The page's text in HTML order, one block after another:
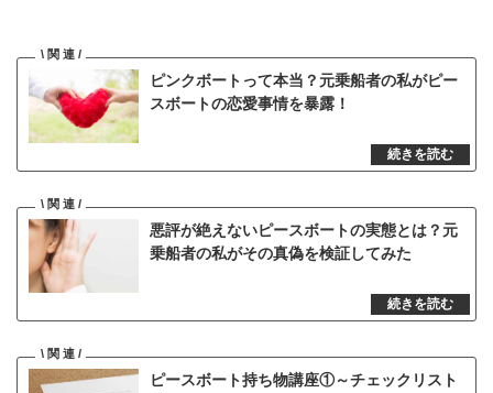
ピンクボートって本当？元乗船者の私がピー
スボートの恋愛事情を暴露！
悪評が絶えないピースボートの実態とは？元
乗船者の私がその真偽を検証してみた
ピースボート持ち物講座①～チェックリスト